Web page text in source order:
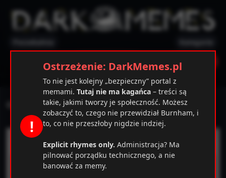
Ostrzeżenie Zarejestruj
One tank
!
Ostrzeżenie: DarkMemes.pl
To nie jest kolejny „bezpieczny” portal z
memami. Tutaj nie ma kagańca – treści są
takie, jakimi tworzy je społeczność. Możesz
zobaczyć to, czego nie przewidział Burnham, i
to, co nie przeszłoby nigdzie indziej.
Explicit rhymes only. Administracja? Ma
pilnować porządku technicznego, a nie
banować za memy.